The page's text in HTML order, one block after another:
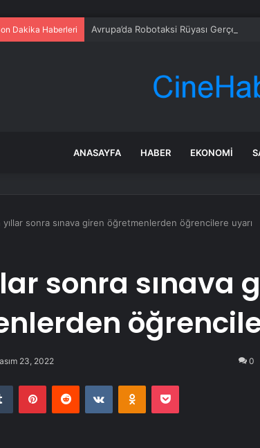
Dakika Haberleri Avrupa’da Robotaksi Rüyası
ANASAYFA HABER EKONOMI
yıllar sonra sınava giren öğretmenlerden öğrencilere uyarı
sonra sınava
23, 2022 0
Tumblr PinterestReddit VKontakteOdnoklassniki
Pocket